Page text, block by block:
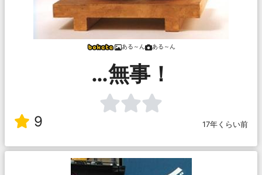
ある～ん ある～ん
…無事！
9 17年くらい前